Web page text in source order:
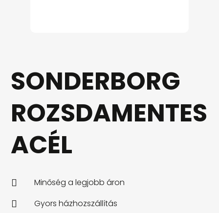
SONDERBORG
ROZSDAMENTES
ACÉL
 Minőség a legjobb áron
 Gyors házhozszállítás